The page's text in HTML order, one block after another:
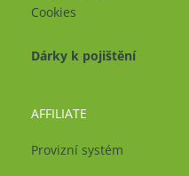
Cookies
Dárky k pojištění
AFFILIATE
Provizní systém